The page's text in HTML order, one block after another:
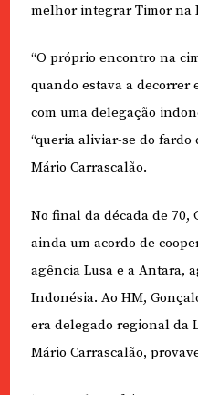
melhor integrar Timor na
“O próprio encontro na
quando estava a decorrer
com uma delegação
“queria aliviar-se do
Mário Carrascalão.
No final da década de 70,
ainda um acordo de
agência Lusa e a Antara,
Indonésia. Ao HM,
era delegado regional da
Mário Carrascalão,